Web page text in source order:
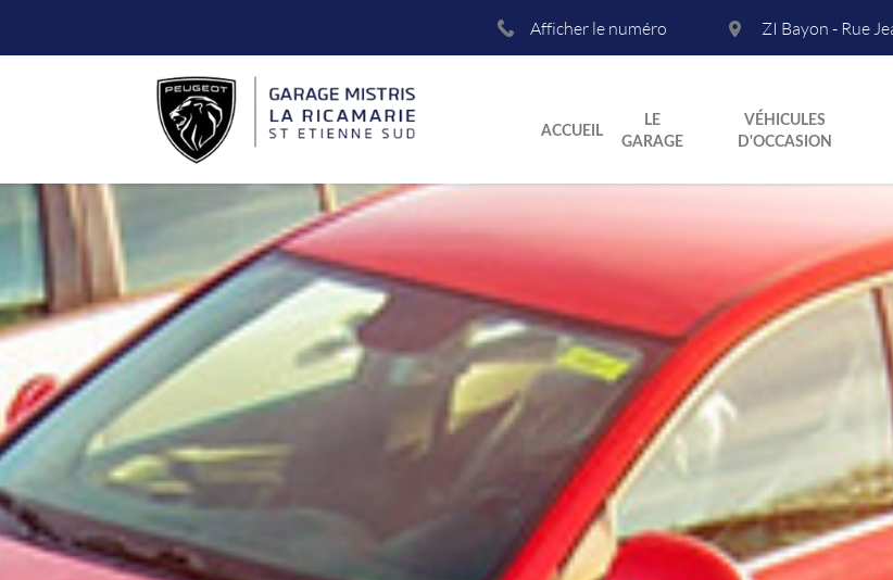
Afficher le numéro ZI Bayon - Rue
ACCUEIL
LE
GARAGE
VÉHICULES
D'OCCASION